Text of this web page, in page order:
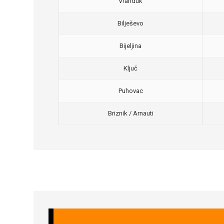
Bilješevo
Bijeljina
Ključ
Puhovac
Briznik / Arnauti